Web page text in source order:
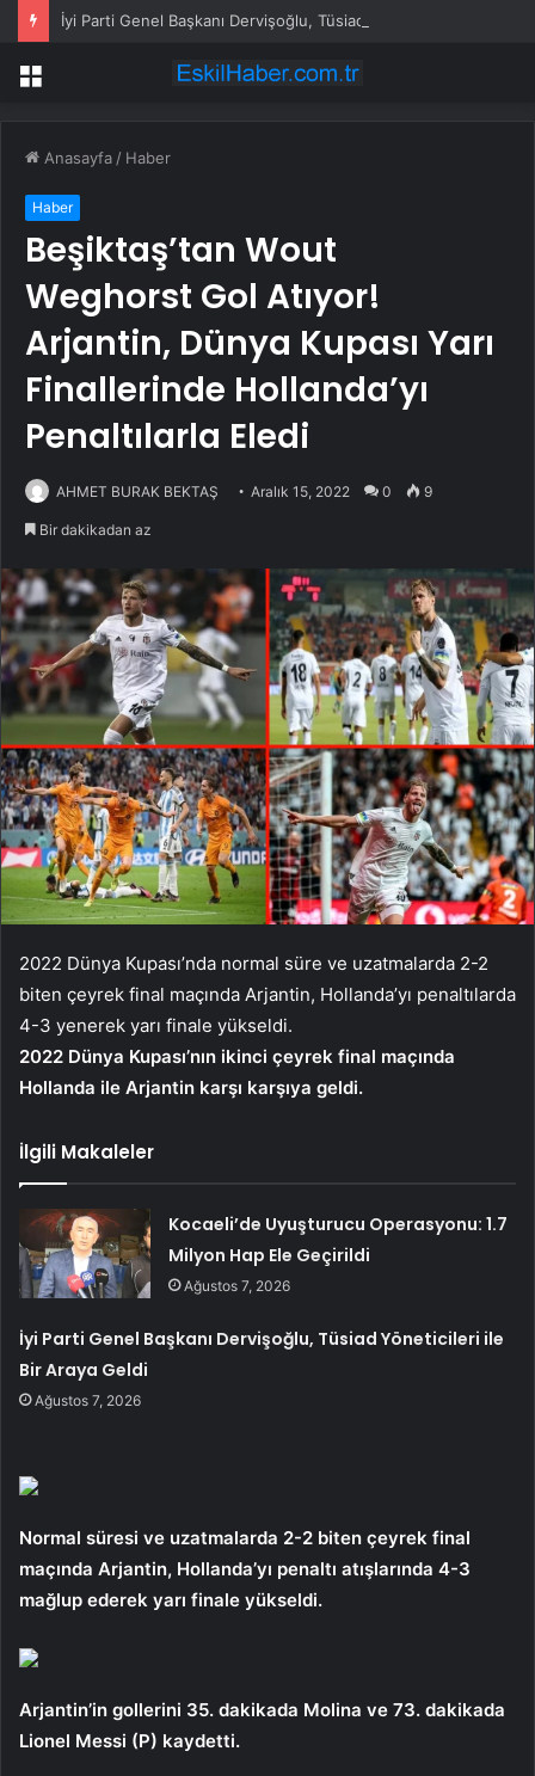
Menü
Anasayfa / Haber
Haber
Beşiktaş’tan Wout
Weghorst Gol Atıyor!
Arjantin, Dünya Kupası Yarı
Finallerinde Hollanda’yı
Penaltılarla Eledi
AHMET BURAK BEKTAŞ Aralık 15, 2022 0 9
Bir dakikadan az
2022 Dünya Kupası’nda normal süre ve uzatmalarda 2-2
biten çeyrek final maçında Arjantin, Hollanda’yı penaltılarda
4-3 yenerek yarı finale yükseldi.
2022 Dünya Kupası’nın ikinci çeyrek final maçında
Hollanda ile Arjantin karşı karşıya geldi.
İlgili Makaleler
Kocaeli’de Uyuşturucu Operasyonu: 1.7
Milyon Hap Ele Geçirildi
Ağustos 7, 2026
İyi Parti Genel Başkanı Dervişoğlu, Tüsiad Yöneticileri ile
Bir Araya Geldi
Ağustos 7, 2026
Normal süresi ve uzatmalarda 2-2 biten çeyrek final
maçında Arjantin, Hollanda’yı penaltı atışlarında 4-3
mağlup ederek yarı finale yükseldi.
Arjantin’in gollerini 35. dakikada Molina ve 73. dakikada
Lionel Messi (P) kaydetti.